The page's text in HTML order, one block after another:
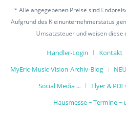
* Alle angegebenen Preise sind
Aufgrund des Kleinunternehmerstatus
Umsatzsteuer und weisen diese
Händler-Login Kontakt
MyEric-Music-Vision-Archiv-Blog
Social Media ...
Flyer &
Hausmesse ~ Termine ~